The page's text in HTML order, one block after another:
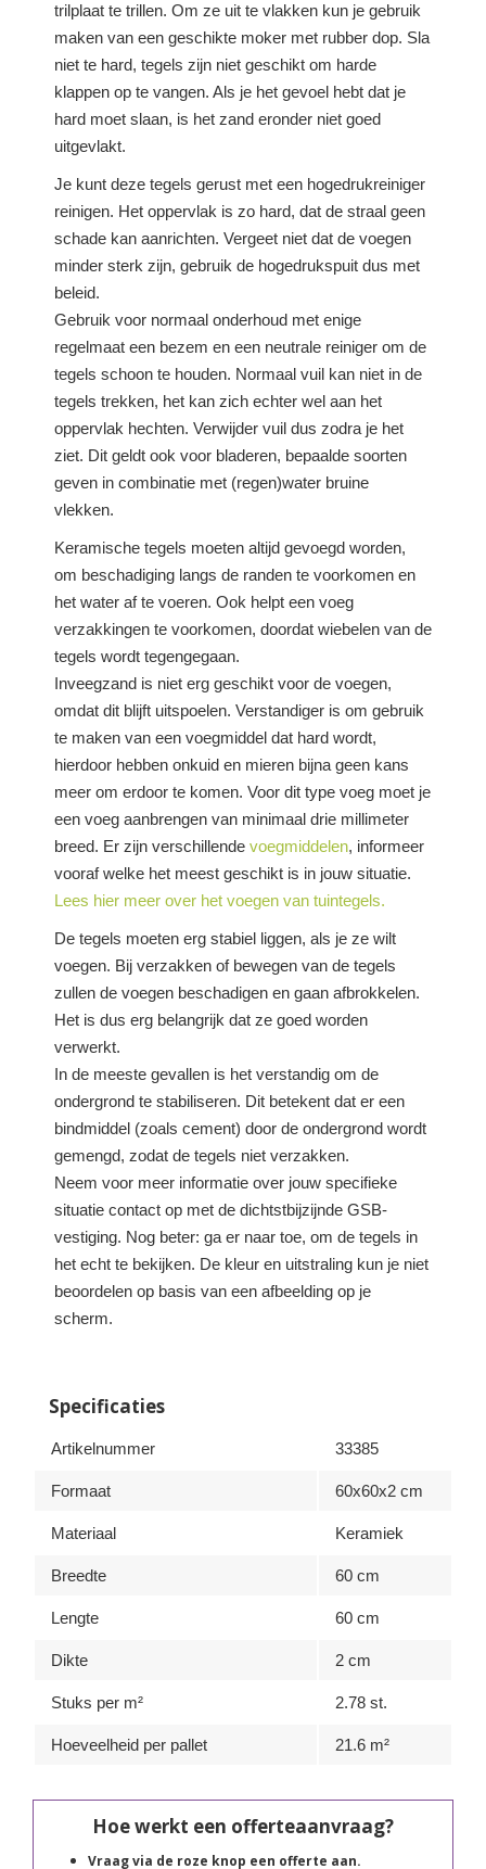
trilplaat te trillen. Om ze uit te vlakken kun je gebruik
maken van een geschikte moker met rubber dop. Sla
niet te hard, tegels zijn niet geschikt om harde
klappen op te vangen. Als je het gevoel hebt dat je
hard moet slaan, is het zand eronder niet goed
uitgevlakt.
Je kunt deze tegels gerust met een hogedrukreiniger
reinigen. Het oppervlak is zo hard, dat de straal geen
schade kan aanrichten. Vergeet niet dat de voegen
minder sterk zijn, gebruik de hogedrukspuit dus met
beleid.
Gebruik voor normaal onderhoud met enige
regelmaat een bezem en een neutrale reiniger om de
tegels schoon te houden. Normaal vuil kan niet in de
tegels trekken, het kan zich echter wel aan het
oppervlak hechten. Verwijder vuil dus zodra je het
ziet. Dit geldt ook voor bladeren, bepaalde soorten
geven in combinatie met (regen)water bruine
vlekken.
Keramische tegels moeten altijd gevoegd worden,
om beschadiging langs de randen te voorkomen en
het water af te voeren. Ook helpt een voeg
verzakkingen te voorkomen, doordat wiebelen van de
tegels wordt tegengegaan.
Inveegzand is niet erg geschikt voor de voegen,
omdat dit blijft uitspoelen. Verstandiger is om gebruik
te maken van een voegmiddel dat hard wordt,
hierdoor hebben onkuid en mieren bijna geen kans
meer om erdoor te komen. Voor dit type voeg moet je
een voeg aanbrengen van minimaal drie millimeter
breed. Er zijn verschillende voegmiddelen, informeer
vooraf welke het meest geschikt is in jouw situatie.
Lees hier meer over het voegen van tuintegels.
De tegels moeten erg stabiel liggen, als je ze wilt
voegen. Bij verzakken of bewegen van de tegels
zullen de voegen beschadigen en gaan afbrokkelen.
Het is dus erg belangrijk dat ze goed worden
verwerkt.
In de meeste gevallen is het verstandig om de
ondergrond te stabiliseren. Dit betekent dat er een
bindmiddel (zoals cement) door de ondergrond wordt
gemengd, zodat de tegels niet verzakken.
Neem voor meer informatie over jouw specifieke
situatie contact op met de dichtstbijzijnde GSB-
vestiging. Nog beter: ga er naar toe, om de tegels in
het echt te bekijken. De kleur en uitstraling kun je niet
beoordelen op basis van een afbeelding op je
scherm.
Specificaties
Artikelnummer 33385
Formaat 60x60x2 cm
Materiaal Keramiek
Breedte 60 cm
Lengte 60 cm
Dikte 2 cm
Stuks per m² 2.78 st.
Hoeveelheid per pallet 21.6 m²
Hoe werkt een offerteaanvraag?
Vraag via de roze knop een offerte aan.